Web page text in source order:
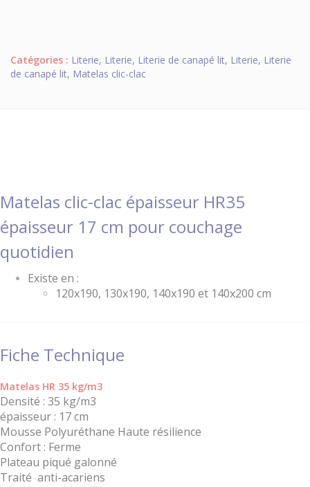
Catégories : Literie, Literie, Literie de canapé lit, Literie, Literie
de canapé lit, Matelas clic-clac
Matelas clic-clac épaisseur HR35
épaisseur 17 cm pour couchage
quotidien
Existe en :
120x190, 130x190, 140x190 et 140x200 cm
Fiche Technique
Matelas HR 35 kg/m3
Densité : 35 kg/m3
épaisseur : 17 cm
Mousse Polyuréthane Haute résilience
Confort : Ferme
Plateau piqué galonné
Traité anti-acariens